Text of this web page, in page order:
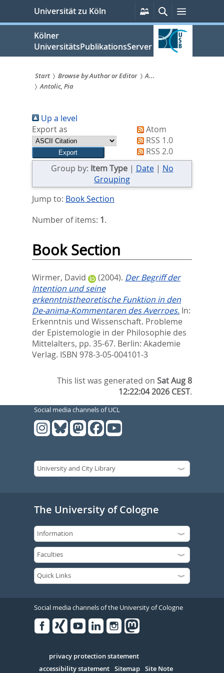
springen
Universität zu Köln
Persönliche
Services
SucheMenü
Kölner
UniversitätsPublikationsServer
Sie
sind
hier:
Start Browse by Author or Editor
A...
Antolic, Pia
Up a level
Export as
Atom
RSS 1.0
RSS 2.0
Group by: Item Type| Date| No
Grouping
Jump to: Book Section
Number of items: 1.
Book Section
Wirmer, David (2004). Der Begriff der
Intention und seine
erkenntnistheoretische Funktion in den
De-anima-Kommentaren des Averroes. In:
Erkenntnis und Wissenschaft. Probleme
der Epistemologie in der Philosophie des
Mittelalters, pp. 35-67. Berlin: Akademie
Verlag. ISBN 978-3-05-004101-3
This list was generated onSat Aug 8
12:22:04 2026 CEST.
Social media channels of UCL
The University of Cologne
Social media channels of the University of Cologne
Serivce
privacy protection statement
accessibility statement Sitemap Site Note